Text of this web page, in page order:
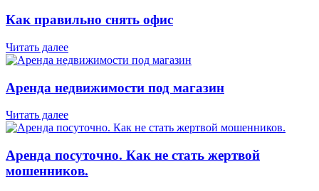
Как правильно снять офис
Читать далее
Аренда недвижимости под магазин
Читать далее
Аренда посуточно. Как не стать жертвой
мошенников.